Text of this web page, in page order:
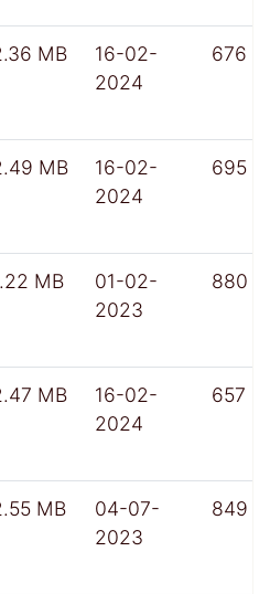
MB
16-02-
2024
676
MB
16-02-
2024
695
MB
01-02-
2023
880
MB
16-02-
2024
657
MB
04-07-
2023
849